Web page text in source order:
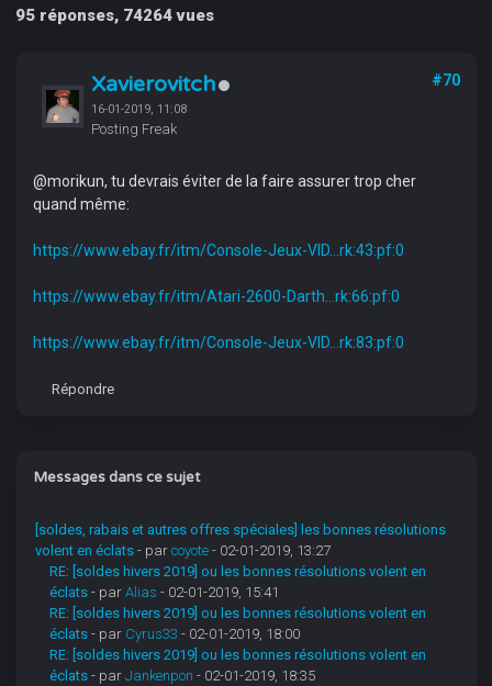
95 réponses, 74264 vues
Xavierovitch
16-01-2019, 11:08
Posting Freak
#70
@morikun, tu devrais éviter de la faire assurer trop cher
quand même:
https://www.ebay.fr/itm/Console-Jeux-VID...rk:43:pf:0
https://www.ebay.fr/itm/Atari-2600-Darth...rk:66:pf:0
https://www.ebay.fr/itm/Console-Jeux-VID...rk:83:pf:0
Répondre
Messages dans ce sujet
[soldes, rabais et autres offres spéciales] les bonnes résolutions
volent en éclats - parcoyote - 02-01-2019, 13:27
RE: [soldes hivers 2019] ou les bonnes résolutions volent en
éclats - parAlias - 02-01-2019, 15:41
RE: [soldes hivers 2019] ou les bonnes résolutions volent en
éclats - par Cyrus33 - 02-01-2019, 18:00
RE: [soldes hivers 2019] ou les bonnes résolutions volent en
éclats - parJankenpon - 02-01-2019, 18:35